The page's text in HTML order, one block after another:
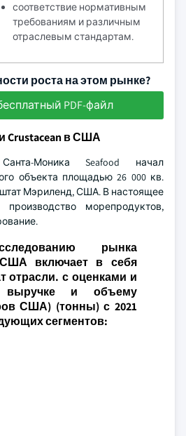
соответствие нормативным
требованиям и различным
отраслевым стандартам.
роста на этом рынке?
PDF-файл
Crustacean в США
Моника Seafood начал
объекта площадью 26 000 кв.
Мэриленд, США. В настоящее
морепродуктов,
рынка
включает в себя
отрасли. с оценками и
выручке и объему
США) (тонны) с 2021
сегментов: